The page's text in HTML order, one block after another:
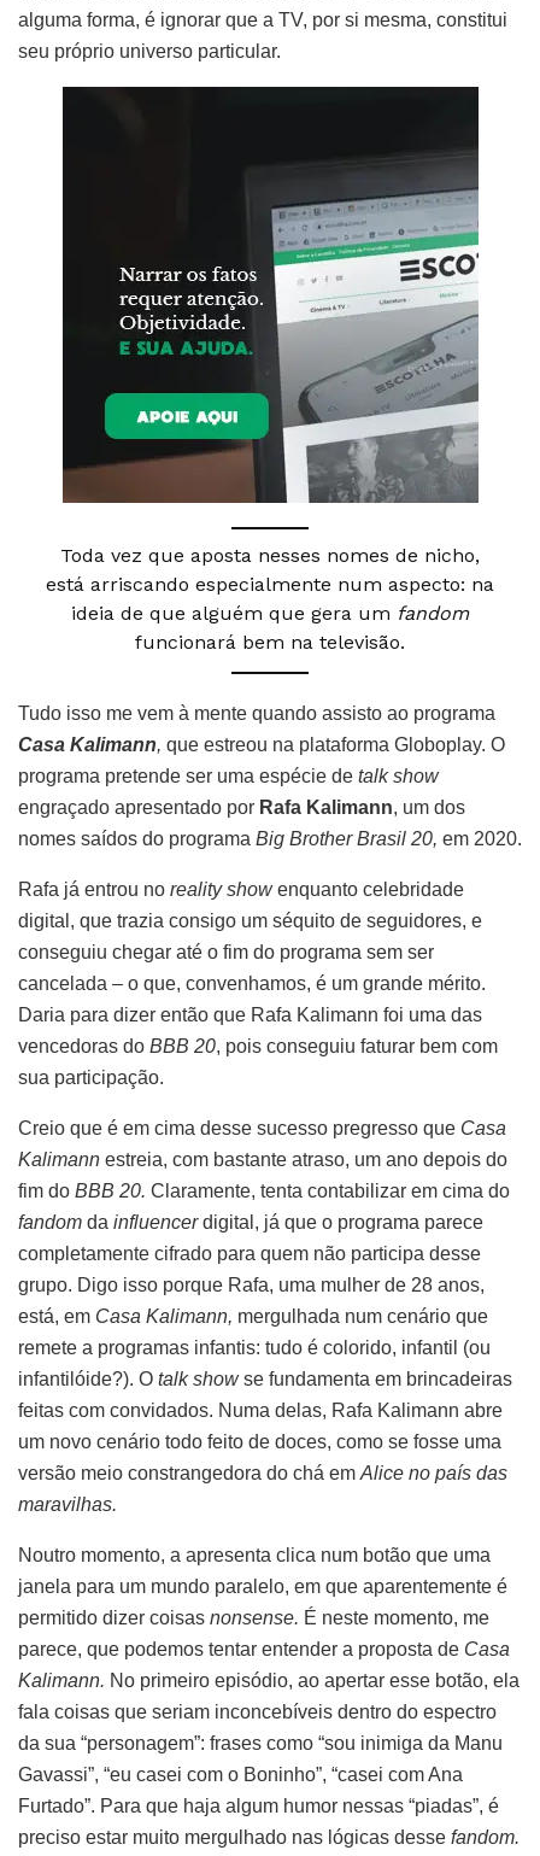
alguma forma, é ignorar que a TV, por si mesma, constitui
seu próprio universo particular.
Toda vez que aposta nesses nomes de nicho,
está arriscando especialmente num aspecto: na
ideia de que alguém que gera um fandom
funcionará bem na televisão.
Tudo isso me vem à mente quando assisto ao programa
Casa Kalimann, que estreou na plataforma Globoplay. O
programa pretende ser uma espécie de talk show
engraçado apresentado por Rafa Kalimann, um dos
nomes saídos do programa Big Brother Brasil 20, em 2020.
Rafa já entrou no reality showenquanto celebridade
digital, que trazia consigo um séquito de seguidores, e
conseguiu chegar até o fim do programa sem ser
cancelada – o que, convenhamos, é um grande mérito.
Daria para dizer então que Rafa Kalimann foi uma das
vencedoras do BBB 20, pois conseguiu faturar bem com
sua participação.
Creio que é em cima desse sucesso pregresso que Casa
Kalimann estreia, com bastante atraso, um ano depois do
fim do BBB 20. Claramente, tenta contabilizar em cima do
fandom da influencerdigital, já que o programa parece
completamente cifrado para quem não participa desse
grupo. Digo isso porque Rafa, uma mulher de 28 anos,
está, em Casa Kalimann, mergulhada num cenário que
remete a programas infantis: tudo é colorido, infantil (ou
infantilóide?). O talk showse fundamenta em brincadeiras
feitas com convidados. Numa delas, Rafa Kalimann abre
um novo cenário todo feito de doces, como se fosse uma
versão meio constrangedora do chá em Alice no país das
maravilhas.
Noutro momento, a apresenta clica num botão que uma
janela para um mundo paralelo, em que aparentemente é
permitido dizer coisas nonsense. É neste momento, me
parece, que podemos tentar entender a proposta de Casa
Kalimann. No primeiro episódio, ao apertar esse botão, ela
fala coisas que seriam inconcebíveis dentro do espectro
da sua “personagem”: frases como “sou inimiga da Manu
Gavassi”, “eu casei com o Boninho”, “casei com Ana
Furtado”. Para que haja algum humor nessas “piadas”, é
preciso estar muito mergulhado nas lógicas desse fandom.